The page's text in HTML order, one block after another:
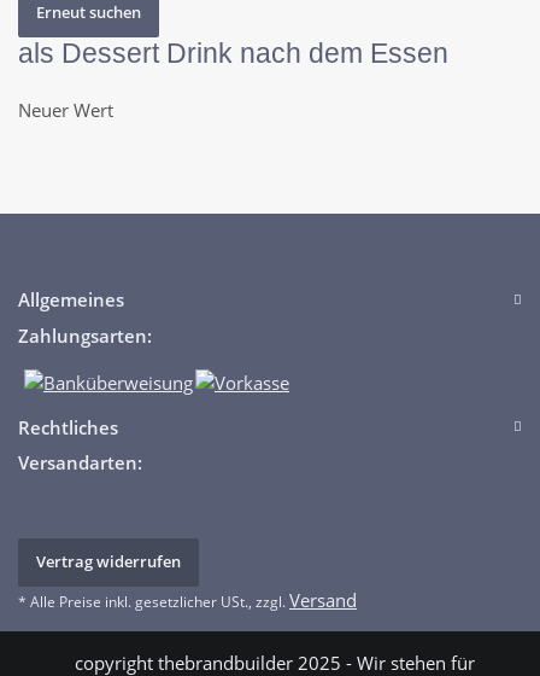
Erneut suchen
als Dessert Drink nach dem Essen
Neuer Wert
Allgemeines
Zahlungsarten:
Rechtliches
Versandarten:
Vertrag widerrufen
* Alle Preise inkl. gesetzlicher USt., zzgl.Versand
copyright thebrandbuilder 2025 - Wir stehen für